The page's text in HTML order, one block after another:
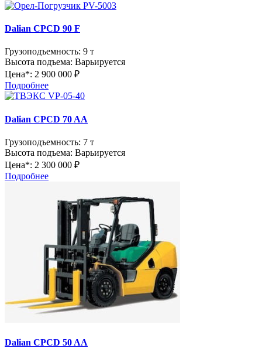
Dalian CPCD 90 F
Грузоподъемность: 9 т
Высота подъема: Варьируется
Цена*: 2 900 000 ₽
Подробнее
Dalian CPCD 70 AA
Грузоподъемность: 7 т
Высота подъема: Варьируется
Цена*: 2 300 000 ₽
Подробнее
Dalian CPCD 50 AA